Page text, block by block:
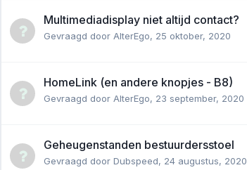
Multimediadisplay niet altijd contact?
Gevraagd door AlterEgo, 25 oktober, 2020
HomeLink (en andere knopjes - B8)
Gevraagd door AlterEgo, 23 september, 2020
Geheugenstanden bestuurdersstoel
Gevraagd door Dubspeed, 24 augustus, 2020